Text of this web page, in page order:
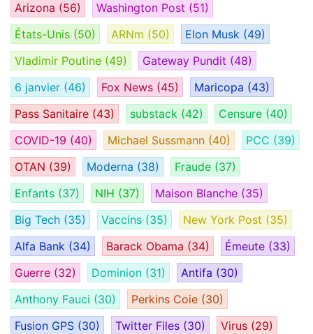
Arizona (56) Washington Post (51)
États-Unis (50) ARNm (50) Elon Musk (49)
Vladimir Poutine (49) Gateway Pundit (48)
6 janvier (46) Fox News (45) Maricopa (43)
Pass Sanitaire (43) substack (42) Censure (40)
COVID-19 (40) Michael Sussmann (40) PCC (39)
OTAN (39) Moderna (38) Fraude (37)
Enfants (37) NIH (37) Maison Blanche (35)
Big Tech (35) Vaccins (35) New York Post (35)
Alfa Bank (34) Barack Obama (34) Émeute (33)
Guerre (32) Dominion (31) Antifa (30)
Anthony Fauci (30) Perkins Coie (30)
Fusion GPS (30) Twitter Files (30) Virus (29)